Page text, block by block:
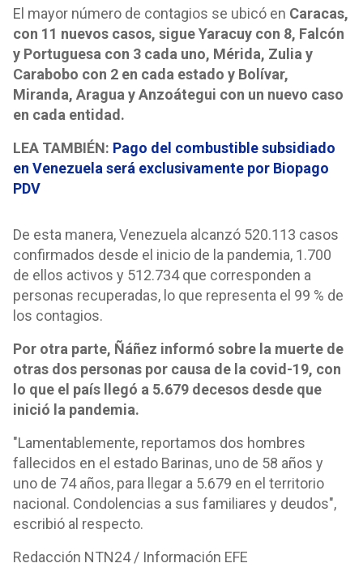
El mayor número de contagios se ubicó en Caracas,
con 11 nuevos casos, sigue Yaracuy con 8, Falcón
y Portuguesa con 3 cada uno, Mérida, Zulia y
Carabobo con 2 en cada estado y Bolívar,
Miranda, Aragua y Anzoátegui con un nuevo caso
en cada entidad.
LEA TAMBIÉN: Pago del combustible subsidiado
en Venezuela será exclusivamente por Biopago
PDV
De esta manera, Venezuela alcanzó 520.113 casos
confirmados desde el inicio de la pandemia, 1.700
de ellos activos y 512.734 que corresponden a
personas recuperadas, lo que representa el 99 % de
los contagios.
Por otra parte, Ñáñez informó sobre la muerte de
otras dos personas por causa de la covid-19, con
lo que el país llegó a 5.679 decesos desde que
inició la pandemia.
"Lamentablemente, reportamos dos hombres
fallecidos en el estado Barinas, uno de 58 años y
uno de 74 años, para llegar a 5.679 en el territorio
nacional. Condolencias a sus familiares y deudos",
escribió al respecto.
Redacción NTN24 / Información EFE